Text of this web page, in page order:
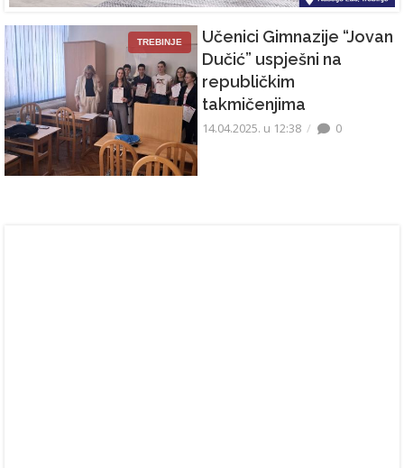
TREBINJE
Učenici Gimnazije “Jovan
Dučić” uspješni na
republičkim
takmičenjima
14.04.2025. u 12:38 0